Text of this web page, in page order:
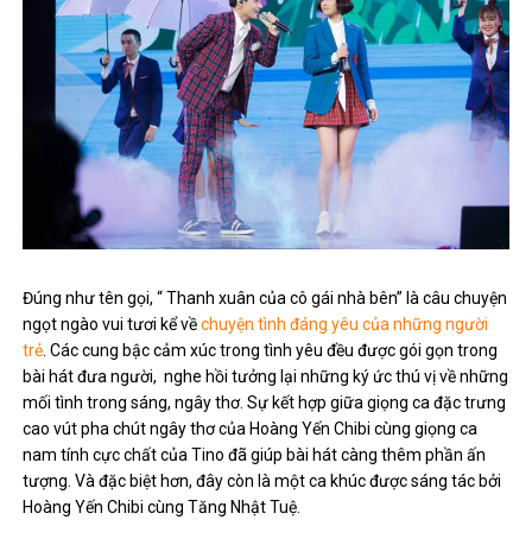
Đúng như tên gọi, “ Thanh xuân của cô gái nhà bên” là câu chuyện
ngọt ngào vui tươi kể vềchuyện tình đáng yêu của những người
trẻ . Các cung bậc cảm xúc trong tình yêu đều được gói gọn trong
bài hát đưa người, nghe hồi tưởng lại những ký ức thú vị về những
mối tình trong sáng, ngây thơ. Sự kết hợp giữa giọng ca đặc trưng
cao vút pha chút ngây thơ của Hoàng Yến Chibi cùng giọng ca
nam tính cực chất của Tino đã giúp bài hát càng thêm phần ấn
tượng. Và đặc biệt hơn, đây còn là một ca khúc được sáng tác bởi
Hoàng Yến Chibi cùng Tăng Nhật Tuệ.